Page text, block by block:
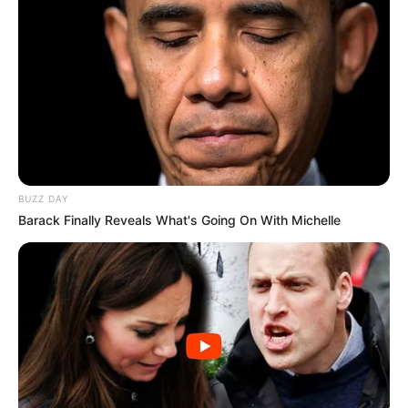
A Entrevias Concessionária de Rodovias realiza
rotineiramente o trabalho de condução de pedestres
andarilhos das rodovias, por meio da inspeção de tráfego.
Responsável por 570 quilômetros de trecho rodoviário, nas
regiões de Ribeirão Preto e Marília, a concessionária irá
BUZZ DAY
Barack Finally Reveals What's Going On With Michelle